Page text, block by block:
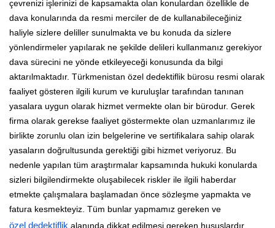
çevrenizi işlerinizi de kapsamakta olan konulardan özellikle de
dava konularında da resmi merciler de de kullanabileceğiniz
haliyle sizlere deliller sunulmakta ve bu konuda da sizlere
yönlendirmeler yapılarak ne şekilde delileri kullanmanız gerekiyor
dava sürecini ne yönde etkileyeceği konusunda da bilgi
aktarılmaktadır. Türkmenistan özel dedektiflik bürosu resmi olarak
faaliyet gösteren ilgili kurum ve kuruluşlar tarafından tanınan
yasalara uygun olarak hizmet vermekte olan bir bürodur. Gerek
firma olarak gerekse faaliyet göstermekte olan uzmanlarımız ile
birlikte zorunlu olan izin belgelerine ve sertifikalara sahip olarak
yasaların doğrultusunda gerektiği gibi hizmet veriyoruz. Bu
nedenle yapılan tüm araştırmalar kapsamında hukuki konularda
sizleri bilgilendirmekte oluşabilecek riskler ile ilgili haberdar
etmekte çalışmalara başlamadan önce sözleşme yapmakta ve
fatura kesmekteyiz. Tüm bunlar yapmamız gereken ve
özel dedektiflik alanında dikkat edilmesi gereken hususlardır.